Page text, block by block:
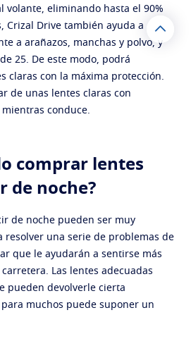
volante, eliminando hasta el 90%
Crizal Drive también ayuda a
a arañazos, manchas y polvo, y
25. De este modo, podrá
claras con la máxima protección.
de unas lentes claras con
conduce.
comprar lentes
de noche?
de noche pueden ser muy
resolver una serie de problemas de
que le ayudarán a sentirse más
Las lentes adecuadas
pueden devolverle cierta
muchos puede suponer un